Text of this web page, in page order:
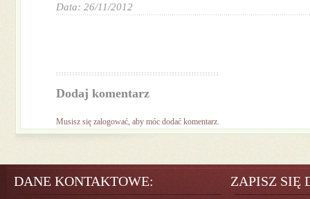
Data: 26/11/2012
Dodaj komentarz
Musisz się zalogować, aby móc dodać komentarz.
DANE KONTAKTOWE: ZAPISZ SIĘ